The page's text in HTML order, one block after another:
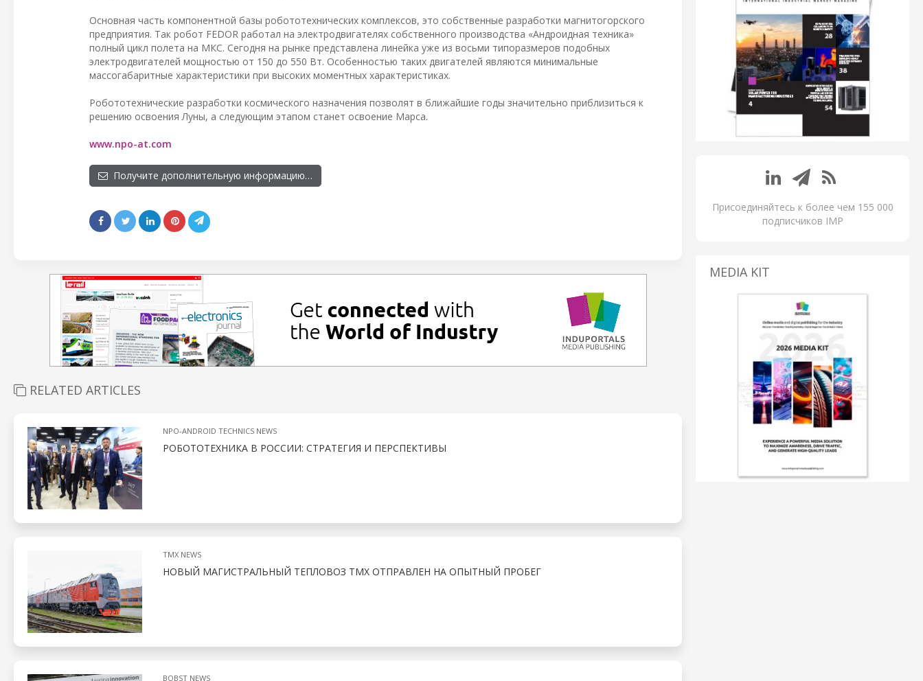
Основная часть компонентной базы робототехнических комплексов, это собственные разработки магнитогорского
предприятия. Так робот FEDOR работал на электродвигателях собственного производства «Андроидная техника»
полный цикл полета на МКС. Сегодня на рынке представлена линейка уже из восьми типоразмеров подобных
электродвигателей мощностью от 150 до 550 Вт. Особенностью таких двигателей являются минимальные
массогабаритные характеристики при высоких моментных характеристиках.
Робототехнические разработки космического назначения позволят в ближайшие годы значительно приблизиться к
решению освоения Луны, а следующим этапом станет освоение Марса.
www.npo-at.com
Получите дополнительную информацию…
RELATED ARTICLES
NPO-ANDROID TECHNICS NEWS
РОБОТОТЕХНИКА В РОССИИ: СТРАТЕГИЯ И ПЕРСПЕКТИВЫ
TMX NEWS
НОВЫЙ МАГИСТРАЛЬНЫЙ ТЕПЛОВОЗ ТМХ ОТПРАВЛЕН НА ОПЫТНЫЙ ПРОБЕГ
BOBST NEWS
Присоединяйтесь к более чем 155 000
подписчиков IMP
MEDIA KIT